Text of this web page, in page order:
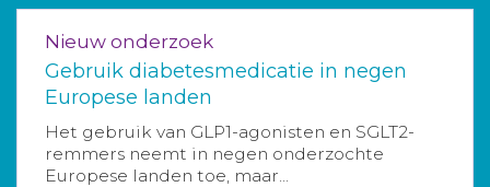
Nieuw onderzoek
Gebruik diabetesmedicatie in negen
Europese landen
Het gebruik van GLP1-agonisten en SGLT2-
remmers neemt in negen onderzochte
Europese landen toe, maar...